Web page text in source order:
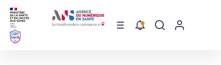
Aller au contenu principal
Menu Recherche
Menu